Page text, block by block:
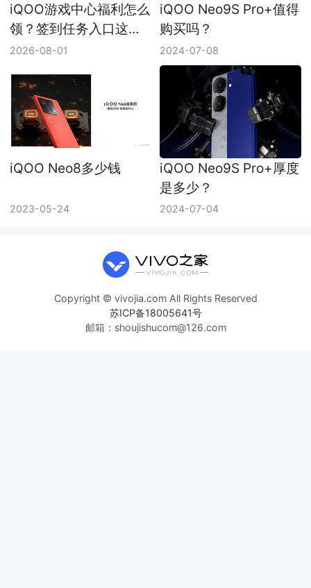
iQOO游戏中心福利怎么
领？签到任务入口这样
找
2026-08-01
iQOO Neo9S Pro+值得
购买吗？
2024-07-08
iQOO Neo8多少钱
2023-05-24
iQOO Neo9S Pro+厚度
是多少？
2024-07-04
Copyright © vivojia.com All Rights Reserved
苏ICP备18005641号
邮箱：shoujishucom@126.com